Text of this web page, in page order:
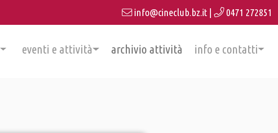
info@cineclub.bz.it 0471 272851
eventi e attività archivio attività info e contatti